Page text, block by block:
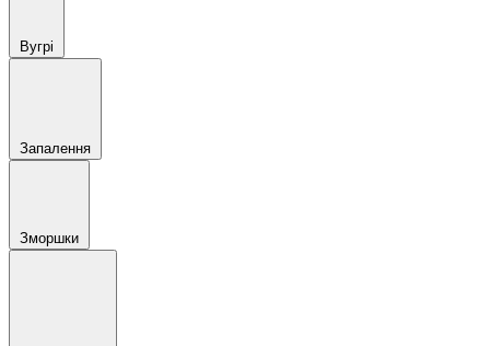
Вугрі
Запалення
Зморшки